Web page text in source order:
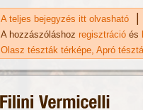
A teljes bejegyzés itt olvasható |
A hozzászóláshoz regisztráció és
Olasz tészták térképe Apró